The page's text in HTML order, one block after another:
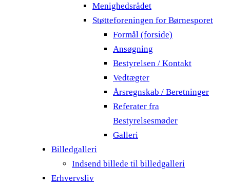
Menighedsrådet
Støtteforeningen for Børnesporet
Formål (forside)
Ansøgning
Bestyrelsen / Kontakt
Vedtægter
Årsregnskab / Beretninger
Referater fra
Bestyrelsesmøder
Galleri
Billedgalleri
Indsend billede til billedgalleri
Erhvervsliv